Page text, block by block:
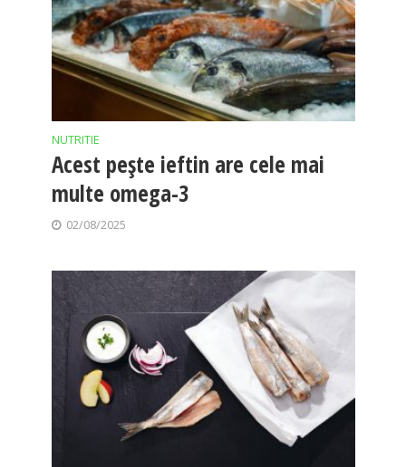
NUTRITIE
Acest pește ieftin are cele mai
multe omega-3
02/08/2025